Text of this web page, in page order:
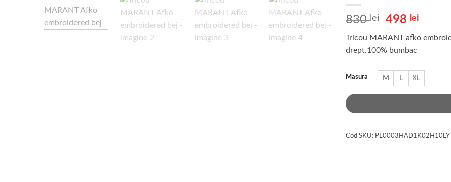
830 lei
Prețul
inițial
a
fost:
830 lei.
498 lei
este:
Tricou MARANT afko
drept.100% bumbac
Masura M L XL
Cod SKU: PL0003HAD1K02H10LY